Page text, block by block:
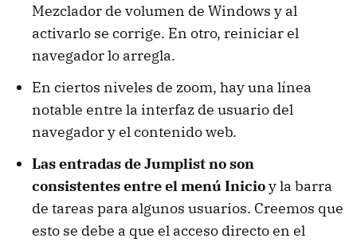
Mezclador de volumen de Windows y al
activarlo se corrige. En otro, reiniciar el
navegador lo arregla.
En ciertos niveles de zoom, hay una línea
notable entre la interfaz de usuario del
navegador y el contenido web.
Las entradas de Jumplist no son
consistentes entre el menú Inicioy la barra
de tareas para algunos usuarios. Creemos que
esto se debe a que el acceso directo en el